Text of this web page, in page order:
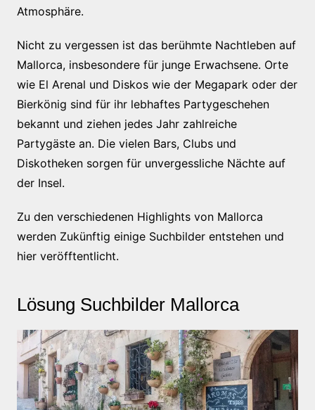
Atmosphäre.
Nicht zu vergessen ist das berühmte Nachtleben auf
Mallorca, insbesondere für junge Erwachsene. Orte
wie El Arenal und Diskos wie der Megapark oder der
Bierkönig sind für ihr lebhaftes Partygeschehen
bekannt und ziehen jedes Jahr zahlreiche
Partygäste an. Die vielen Bars, Clubs und
Diskotheken sorgen für unvergessliche Nächte auf
der Insel.
Zu den verschiedenen Highlights von Mallorca
werden Zukünftig einige Suchbilder entstehen und
hier veröfftentlicht.
Lösung Suchbilder Mallorca